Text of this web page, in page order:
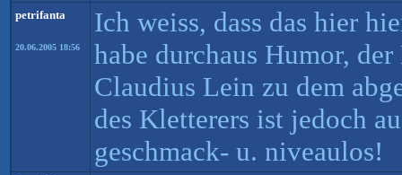
petrifanta
20.06.2005 18:56
Ich weiss, dass das hier
habe durchaus Humor,
Claudius Lein zu dem
des Kletterers ist jedoch
geschmack- u. niveaulos!